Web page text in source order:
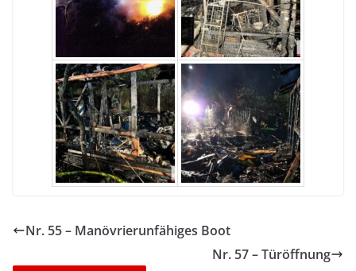
Nr. 55 – Manövrierunfähiges Boot
Nr. 57 – Türöffnung